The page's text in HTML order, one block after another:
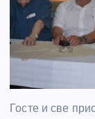
Госте и све